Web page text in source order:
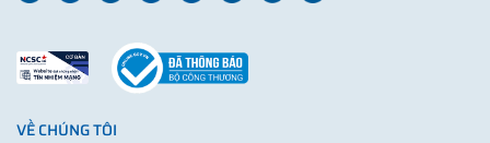
VỀ CHÚNG TÔI